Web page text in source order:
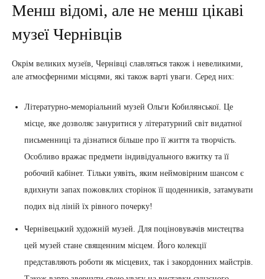
Менш відомі, але не менш цікаві
музеї Чернівців
Окрім великих музеїв, Чернівці славляться також і невеликими,
але атмосферними місцями, які також варті уваги. Серед них:
Літературно-меморіальний музей Ольги Кобилянської. Це
місце, яке дозволяє зануритися у літературний світ видатної
письменниці та дізнатися більше про її життя та творчість.
Особливо вражає предмети індивідуального вжитку та її
робочий кабінет. Тільки уявіть, яким неймовірним шансом є
вдихнути запах пожовклих сторінок її щоденників, затамувати
подих від ліній їх рівного почерку!
Чернівецький художній музей. Для поціновувачів мистецтва
цей музей стане священним місцем. Його колекції
представляють роботи як місцевих, так і закордонних майстрів.